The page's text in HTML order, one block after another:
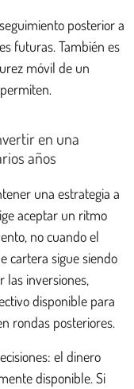
posterior a
futuras. También es
móvil de un
en una
años
una estrategia a
aceptar un ritmo
no cuando el
cartera sigue siendo
las inversiones,
disponible para
rondas posteriores.
el dinero
disponible. Si